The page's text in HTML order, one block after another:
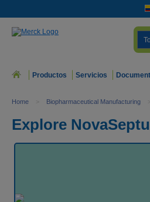
Productos Servicios
Home > Biopharmaceutical Manufacturing
Explore